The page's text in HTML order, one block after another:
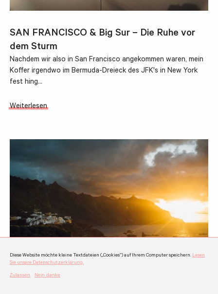
SAN FRANCISCO & Big Sur – Die Ruhe vor
dem Sturm
Nachdem wir also in San Francisco angekommen waren, mein
Koffer irgendwo im Bermuda-Dreieck des JFK's in New York
fest hing…
Weiterlesen
Video: Teneriffa von seiner schönsten Seite
Diese Website möchte kleine Textdateien („Cookies“) auf Ihrem Computer speichern. Lesen
Sie unsere Datenschutzerklärung.